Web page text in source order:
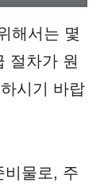
해서는 몇
절차가 원
시기 바랍
비물로, 주